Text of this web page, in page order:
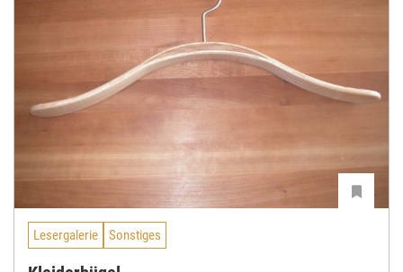
Lesergalerie Sonstiges